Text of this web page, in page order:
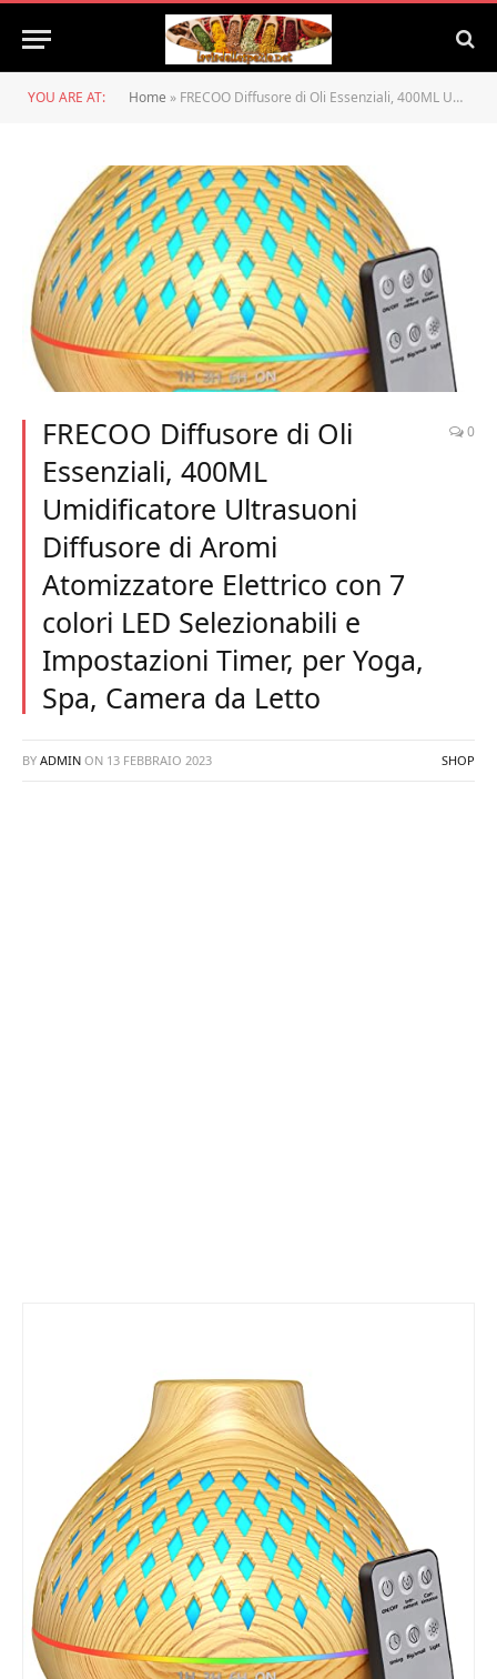
YOU ARE AT: Home » FRECOO Diffusore di Oli Essenziali, 400ML Umidificatore Ultrasuoni Diffusore di Aromi Atomizzatore Elettrico con 7 colori LED Selezionabili e Impostazioni Timer, per Yoga, Spa, Camera da Letto
FRECOO Diffusore di Oli
Essenziali, 400ML
Umidificatore Ultrasuoni
Diffusore di Aromi
Atomizzatore Elettrico con 7
colori LED Selezionabili e
Impostazioni Timer, per Yoga,
Spa, Camera da Letto
0
BY ADMIN ON 13 FEBBRAIO 2023 SHOP